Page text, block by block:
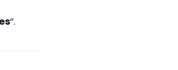
“.